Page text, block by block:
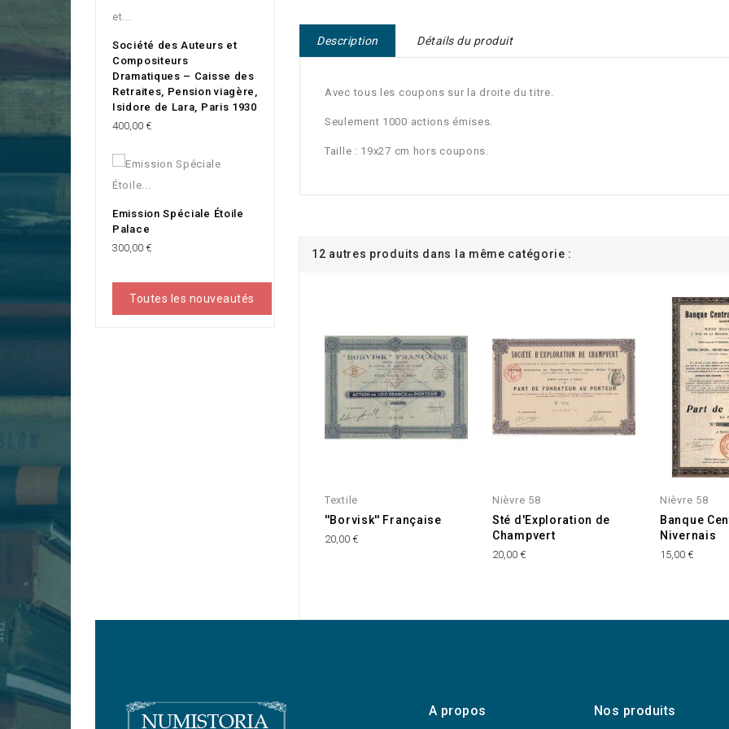
Société des Auteurs et
Compositeurs
Dramatiques – Caisse des
Retraites, Pension viagère,
Isidore de Lara, Paris 1930
Prix
400,00 €
Emission Spéciale Étoile
Palace
Prix
300,00 €
Toutes les nouveautés
Description Détails du produit
Avec tous les coupons sur la droite du titre.
Seulement 1000 actions émises.
Taille : 19x27 cm hors coupons.
12 autres produits dans la même catégorie :
Textile
''Borvisk'' Française
20,00 €
Nièvre 58
Sté d'Exploration de
Champvert
20,00 €
Nièvre 58
Banque
Nivernais
15,00 €
A propos Nos produits